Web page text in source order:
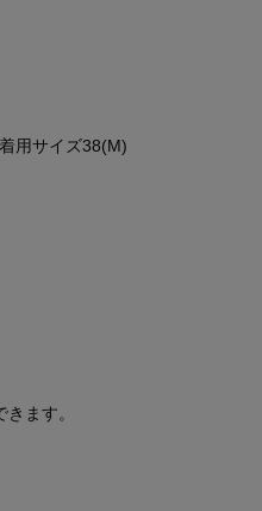
用サイズ38(M)
ます。